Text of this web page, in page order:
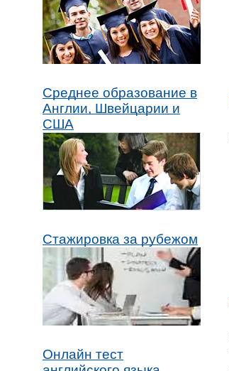
Среднее образование в
Англии, Швейцарии и
США
Стажировка за рубежом
Онлайн тест